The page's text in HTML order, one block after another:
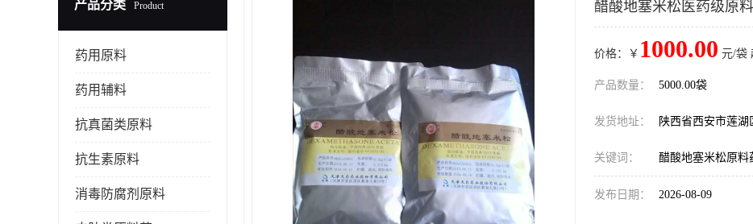
产品分类 Product
药用原料
药用辅料
抗真菌类原料
抗生素原料
消毒防腐剂原料
醋酸地塞米松医药级原
价格：￥ 1000.00 元/袋
产品数量： 5000.00袋
发货地址： 陕西省西安市莲湖
关键词： 醋酸地塞米松原
发布日期： 2026-08-09